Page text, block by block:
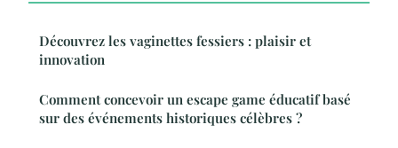
Découvrez les vaginettes fessiers : plaisir et
innovation
Comment concevoir un escape game éducatif basé
sur des événements historiques célèbres ?